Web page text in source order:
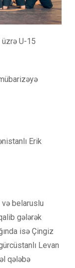
üzrə U-15
Erik
və belaruslu
gələrək
isə Çingiz
Levan
qələbə